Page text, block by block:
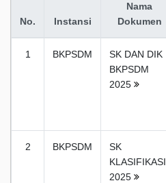
No. Instansi
Nama
Dokumen
1 BKPSDM
SK DAN DIK
BKPSDM
2025
2 BKPSDM
SK
KLASIFIKASI
2025